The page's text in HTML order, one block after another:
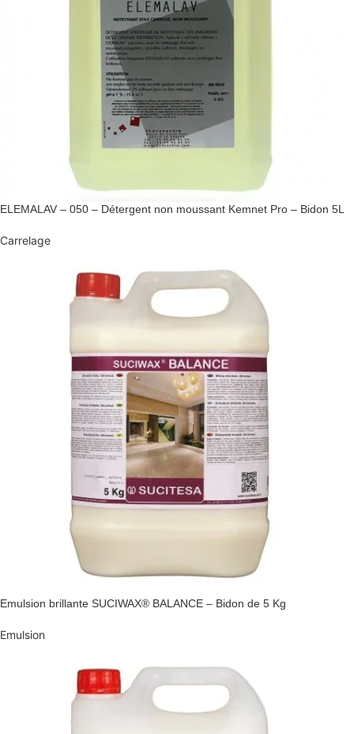
ELEMALAV – 050 – Détergent non moussant Kemnet Pro – Bidon 5L
Carrelage
Emulsion brillante SUCIWAX® BALANCE – Bidon de 5 Kg
Emulsion